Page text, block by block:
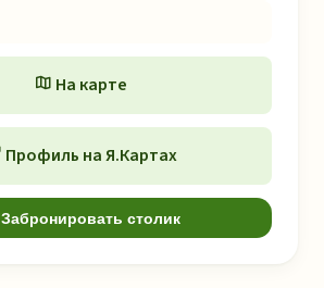
На карте
Профиль на Я.Картах
Забронировать столик